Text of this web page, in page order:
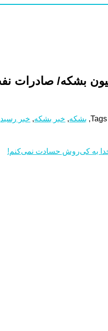
, بشکه, خبر بشکه, خبر رسید
خدا به کی‌روش حسادت نمی‌کنم!